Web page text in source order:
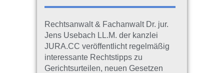
Rechtsanwalt & Fachanwalt Dr. jur.
Jens Usebach LL.M. der kanzlei
JURA.CC veröffentlicht regelmäßig
interessante Rechtstipps zu
Gerichtsurteilen, neuen Gesetzen